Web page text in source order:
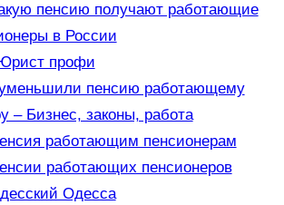
пенсию получают работающие
в России
профи
пенсию работающему
– Бизнес, законы, работа
работающим пенсионерам
работающих пенсионеров
Одесса